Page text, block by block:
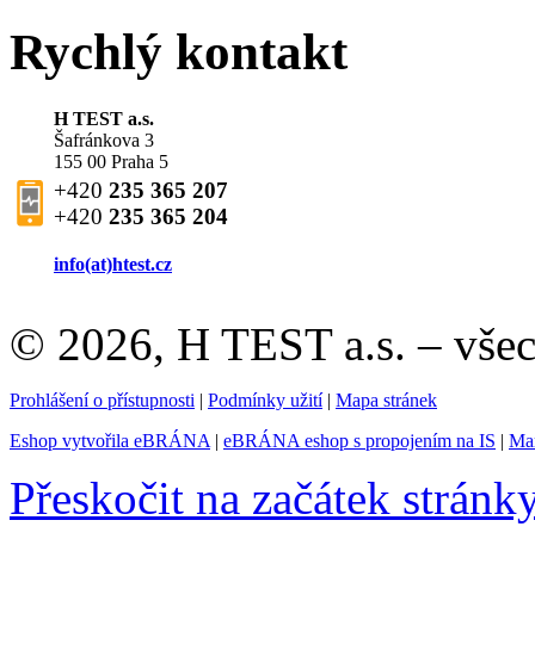
Rychlý kontakt
H TEST a.s.
Šafránkova 3
155 00 Praha 5
+420 235 365 207
+420 235 365 204
info(at)htest.cz
© 2026, H TEST a.s. –
Prohlášení o přístupnosti | Podmínky užití| Mapa stránek
Eshop vytvořila eBRÁNA | eBRÁNA eshop s propojením na IS |
Přeskočit na začátek